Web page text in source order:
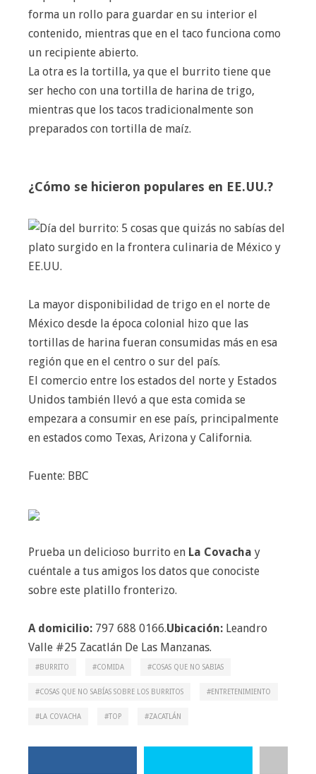
forma un rollo para guardar en su interior el
contenido, mientras que en el taco funciona como
un recipiente abierto.
La otra es la tortilla, ya que el burrito tiene que
ser hecho con una tortilla de harina de trigo,
mientras que los tacos tradicionalmente son
preparados con tortilla de maíz.
¿Cómo se hicieron populares en EE.UU.?
La mayor disponibilidad de trigo en el norte de
México desde la época colonial hizo que las
tortillas de harina fueran consumidas más en esa
región que en el centro o sur del país.
El comercio entre los estados del norte y Estados
Unidos también llevó a que esta comida se
empezara a consumir en ese país, principalmente
en estados como Texas, Arizona y California.
Fuente: BBC
Prueba un delicioso burrito en La Covacha y
cuéntale a tus amigos los datos que conociste
sobre este platillo fronterizo.
A domicilio: 797 688 0166.Ubicación: Leandro
Valle #25 Zacatlán De Las Manzanas.
BURRITO COMIDA COSAS QUE NO SABIAS
COSAS QUE NO SABÍAS SOBRE LOS BURRITOS ENTRETENIMIENTO
LA COVACHA TOP ZACATLÁN